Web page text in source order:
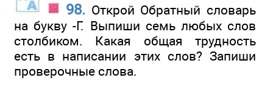
98. Открой Обратный словарь
на букву -Г. Выпиши семь любых слов
столбиком. Какая общая трудность
есть в написании этих слов? Запиши
проверочные слова.